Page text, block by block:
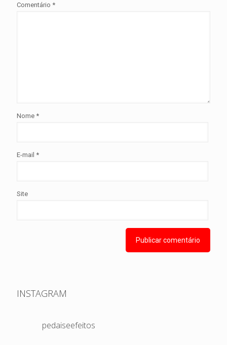
Comentário *
Nome *
E-mail *
Site
INSTAGRAM
pedaiseefeitos